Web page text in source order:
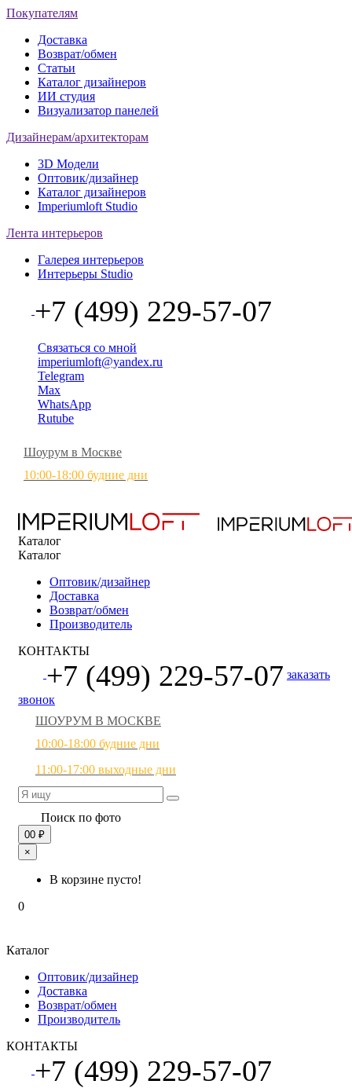
Покупателям
Доставка
Возврат/обмен
Статьи
Каталог дизайнеров
ИИ студия
Визуализатор панелей
Дизайнерам/архитекторам
3D Модели
Оптовик/дизайнер
Каталог дизайнеров
Imperiumloft Studio
Лента интерьеров
Галерея интерьеров
Интерьеры Studio
+7 (499) 229-57-07
Связаться со мной
imperiumloft@yandex.ru
Telegram
Max
WhatsApp
Rutube
Шоурум в Москве
10:00-18:00 будние дни
Каталог
Каталог
Оптовик/дизайнер
Доставка
Возврат/обмен
Производитель
КОНТАКТЫ
+7 (499) 229-57-07 заказать
звонок
ШОУРУМ В МОСКВЕ
10:00-18:00 будние дни
11:00-17:00 выходные дни
Поиск по фото
00 ₽
×
В корзине пусто!
0
Каталог
Оптовик/дизайнер
Доставка
Возврат/обмен
Производитель
КОНТАКТЫ
+7 (499) 229-57-07